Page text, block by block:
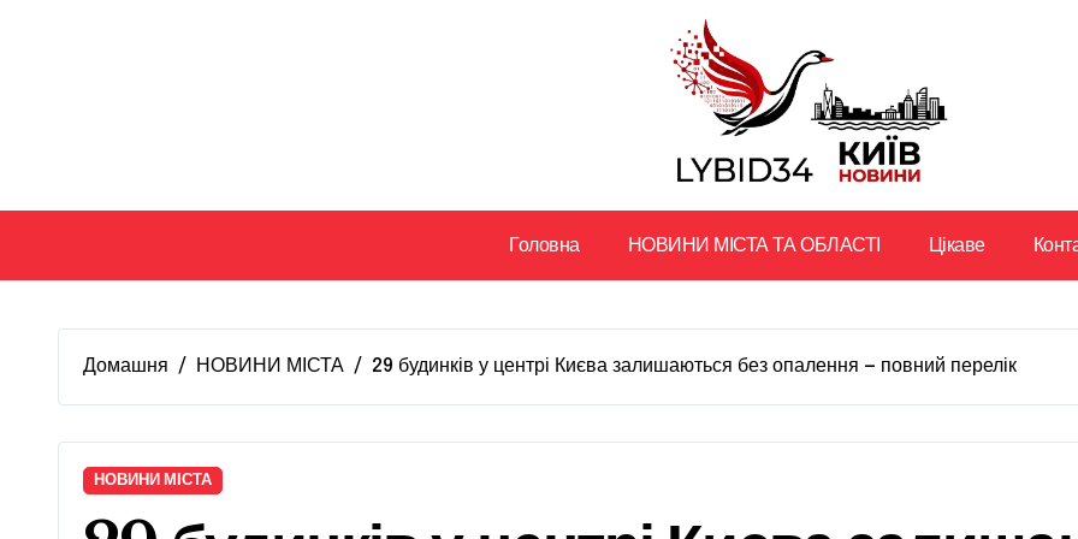
Головна НОВИНИ МІСТА ТА ОБЛАСТІ Цікаве
Домашня НОВИНИ МІСТА 29 будинків у центрі Києва залишаються без опалення — повний перелік
НОВИНИ МІСТА